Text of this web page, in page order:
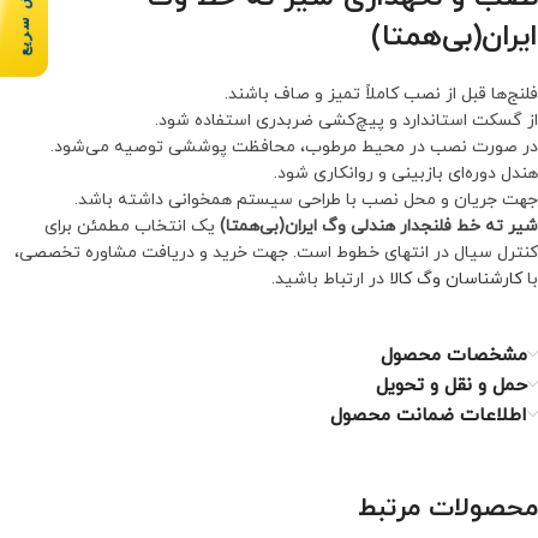
ایران(بی‌همتا)
فلنج‌ها قبل از نصب کاملاً تمیز و صاف باشند.
از گسکت استاندارد و پیچ‌کشی ضربدری استفاده شود.
در صورت نصب در محیط مرطوب، محافظت پوششی توصیه می‌شود.
هندل دوره‌ای بازبینی و روانکاری شود.
جهت جریان و محل نصب با طراحی سیستم همخوانی داشته باشد.
شیر ته خط فلنجدار هندلی وگ ایران(بی‌همتا) یک انتخاب مطمئن برای
کنترل سیال در انتهای خطوط است. جهت خرید و دریافت مشاوره تخصصی،
باکارشناسان وگ کالا در ارتباط باشید.
مشخصات محصول
حمل و نقل و تحویل
اطلاعات ضمانت محصول
محصولات مرتبط